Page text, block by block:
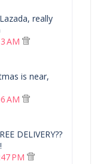
really
AM
is near,
AM
DELIVERY??
PM